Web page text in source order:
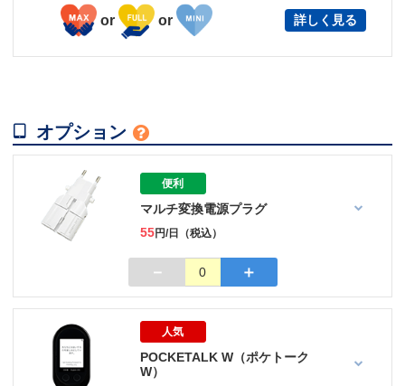
or or 詳しく見る
 オプション 
便利
マルチ変換電源プラグ
55円/日（税込）
－ 0 ＋
人気
POCKETALK W（ポケトーク
W）